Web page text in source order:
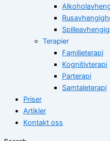
Terapier
Familieterapi
Kognitivterapi
Parterapi
Samtaleterapi
Priser
Artikler
Kontakt oss